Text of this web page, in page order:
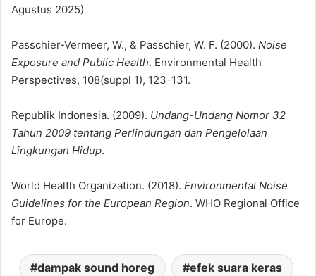
Agustus 2025)
Passchier-Vermeer, W., & Passchier, W. F. (2000). Noise
Exposure and Public Health. Environmental Health
Perspectives, 108(suppl 1), 123-131.
Republik Indonesia. (2009). Undang-Undang Nomor 32
Tahun 2009 tentang Perlindungan dan Pengelolaan
Lingkungan Hidup.
World Health Organization. (2018). Environmental Noise
Guidelines for the European Region. WHO Regional Office
for Europe.
dampak sound horeg efek suara keras